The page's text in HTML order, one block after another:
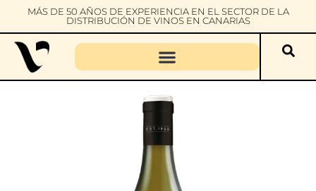
MÁS DE 50 AÑOS DE EXPERIENCIA EN EL SECTOR DE LA
DISTRIBUCIÓN DE VINOS EN CANARIAS